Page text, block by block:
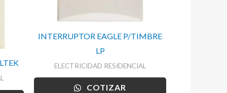
INTERRUPTOR EAGLE P/TIMBRE
LP
ELECTRICIDAD RESIDENCIAL
COTIZAR